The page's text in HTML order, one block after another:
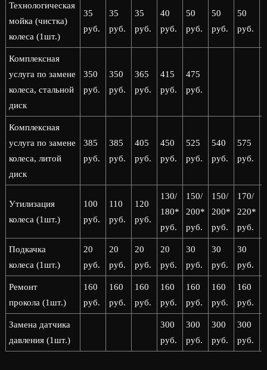
Технологическая
мойка (чистка)
колеса (1шт.)
35
руб.
35
руб.
35
руб.
40
руб.
50
руб.
50
руб.
50
руб.
Комплексная
услуга по замене
колеса, стальной
диск
350
руб.
350
руб.
365
руб.
415
руб.
475
руб.
Комплексная
услуга по замене
колеса, литой
диск
385
руб.
385
руб.
405
руб.
450
руб.
525
руб.
540
руб.
575
руб.
Утилизация
колеса (1шт.)
100
руб.
110
руб.
120
руб.
130/
180*
руб.
150/
200*
руб.
150/
200*
руб.
170/
220*
руб.
Подкачка
колеса (1шт.)
20
руб.
20
руб.
20
руб.
20
руб.
30
руб.
30
руб.
30
руб.
Ремонт
прокола (1шт.)
160
руб.
160
руб.
160
руб.
160
руб.
160
руб.
160
руб.
160
руб.
Замена датчика
давления (1шт.)
300
руб.
300
руб.
300
руб.
300
руб.